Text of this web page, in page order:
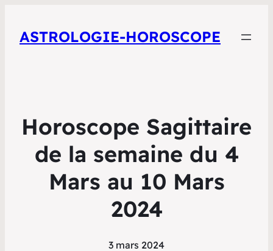
ASTROLOGIE-HOROSCOPE
Horoscope Sagittaire
de la semaine du 4
Mars au 10 Mars
2024
3 mars 2024